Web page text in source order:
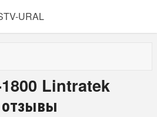
URAL
1800 Lintratek